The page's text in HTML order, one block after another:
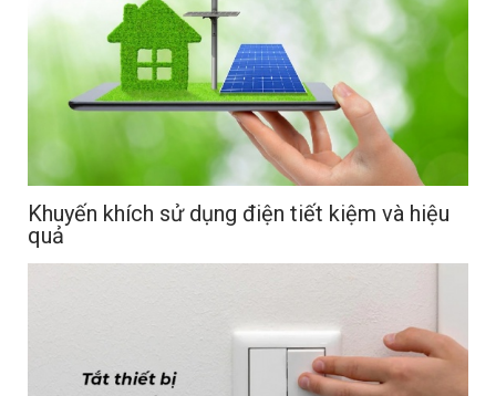
Khuyến khích sử dụng điện tiết kiệm và hiệu
quả